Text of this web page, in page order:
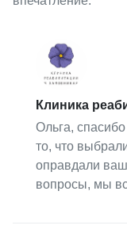
Клиника
Ольга,
то, что
оправдали
вопросы, мы